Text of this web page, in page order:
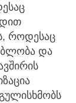
როდესაც
და